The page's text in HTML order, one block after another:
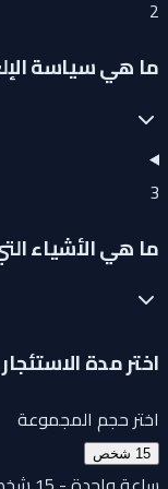
2
ما هي سياسة
3
ما هي الأشياء
اختر مدة الاستئجار
اختر حجم المجموعة
15 شخص